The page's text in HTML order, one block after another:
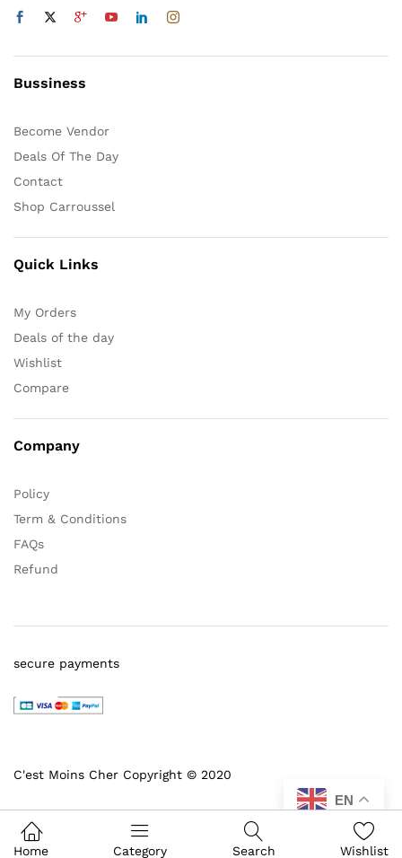
du
Bussiness
Become Vendor
Deals Of The Day
Contact
Shop Carroussel
Quick Links
My Orders
Deals of the day
Wishlist
Compare
Company
Policy
Term & Conditions
FAQs
Refund
C'est Moins Cher Copyright © 2020
secure payments
EN
Home Category Search Wishlist